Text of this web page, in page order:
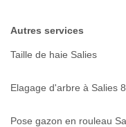
Autres services
Taille de haie Salies
Elagage d'arbre à Salies
Pose gazon en rouleau